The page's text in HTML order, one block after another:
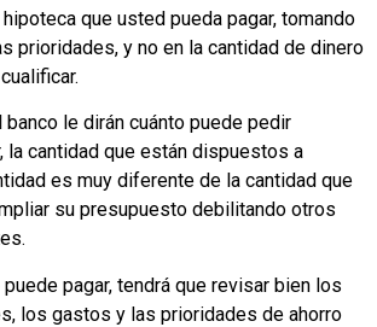
que usted pueda pagar, tomando
prioridades, y no en la cantidad de dinero
banco le dirán cuánto puede pedir
la cantidad que están dispuestos a
es muy diferente de la cantidad que
su presupuesto debilitando otros
pagar, tendrá que revisar bien los
los gastos y las prioridades de ahorro